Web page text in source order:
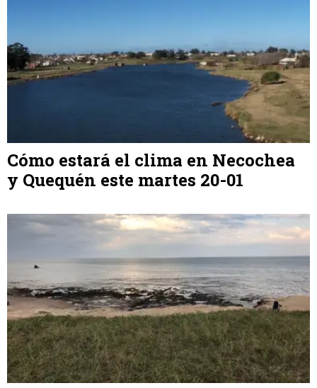
Cómo estará el clima en Necochea
y Quequén este martes 20-01